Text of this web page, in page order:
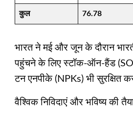
कुल 76.78
भारत ने मई और जून के दौरान
पहुंचने के लिए स्टॉक-ऑन-हैंड
टन एनपीके (NPKs) भी सुरक्षित
वैश्विक निविदाएं और भविष्य की